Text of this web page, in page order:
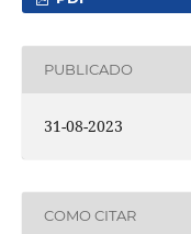
PUBLICADO
31-08-2023
COMO CITAR